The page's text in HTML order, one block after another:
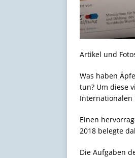
Artikel und
Was haben
tun? Um diese
Internationalen
Einen
2018 belegte
Die Aufgaben